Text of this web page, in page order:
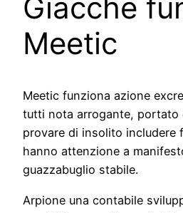
Giacche
Meetic
Meetic funziona azione
tutti nota arrogante, portato
provare di insolito includere
hanno attenzione a
guazzabuglio stabile.
Arpione una contabile